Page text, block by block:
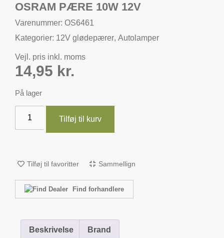
OSRAM PÆRE 10W 12V
Varenummer: OS6461
Kategorier: 12V glødepærer, Autolamper
Vejl. pris inkl. moms
14,95 kr.
På lager
Tilføj til kurv
Tilføj til favoritter Sammellign
Find forhandlere
Beskrivelse Brand